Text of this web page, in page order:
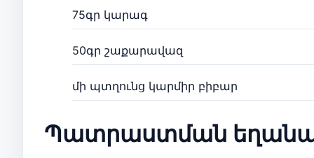
75գր կարագ
50գր շաքարավազ
մի պտղունց կարմիր բիբար
Պատրաստման